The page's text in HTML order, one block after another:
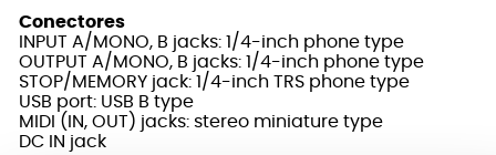
Conectores
INPUT A/MONO, B jacks: 1/4-inch phone type
OUTPUT A/MONO, B jacks: 1/4-inch phone type
STOP/MEMORY jack: 1/4-inch TRS phone type
USB port: USB B type
MIDI (IN, OUT) jacks: stereo miniature type
DC IN jack